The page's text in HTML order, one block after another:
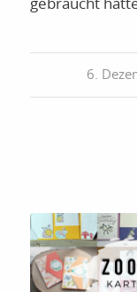
gebraucht
6.